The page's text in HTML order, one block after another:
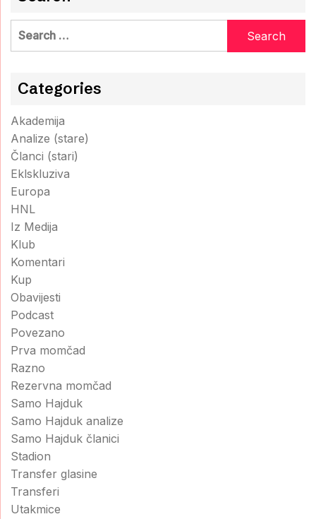
Search
Categories
Akademija
Analize (stare)
Članci (stari)
Eklskluziva
Europa
HNL
Iz Medija
Klub
Komentari
Kup
Obavijesti
Podcast
Povezano
Prva momčad
Razno
Rezervna momčad
Samo Hajduk
Samo Hajduk analize
Samo Hajduk članici
Stadion
Transfer glasine
Transferi
Utakmice